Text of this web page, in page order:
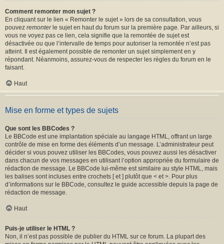
Comment remonter mon sujet ?
En cliquant sur le lien « Remonter le sujet » lors de sa consultation, vous
pouvez remonterle sujet en haut du forum sur la première page. Par ailleurs, si
vous ne voyez pas ce lien, cela signifie que la remontée de sujet est
désactivée ou que l’intervalle de temps pour autoriser la remontée n’est pas
atteint. Il est également possible de remonter un sujet simplement en y
répondant. Néanmoins, assurez-vous de respecter les règles du forum en le
faisant.
Haut
Mise en forme et types de sujets
Que sont les BBCodes ?
Le BBCode est une implantation spéciale au langage HTML, offrant un large
contrôle de mise en forme des éléments d’un message. L’administrateur peut
décider si vous pouvez utiliser les BBCodes, vous pouvez aussi les désactiver
dans chacun de vos messages en utilisant l’option appropriée du formulaire de
rédaction de message. Le BBCode lui-même est similaire au style HTML, mais
les balises sont incluses entre crochets [ et ] plutôt que < et >. Pour plus
d’informations sur le BBCode, consultez le guide accessible depuis la page de
rédaction de message.
Haut
Puis-je utiliser le HTML ?
Non, il n’est pas possible de publier du HTML sur ce forum. La plupart des